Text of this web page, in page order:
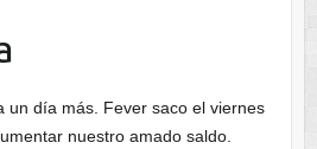
un día más. Fever saco el viernes
nuestro amado saldo.